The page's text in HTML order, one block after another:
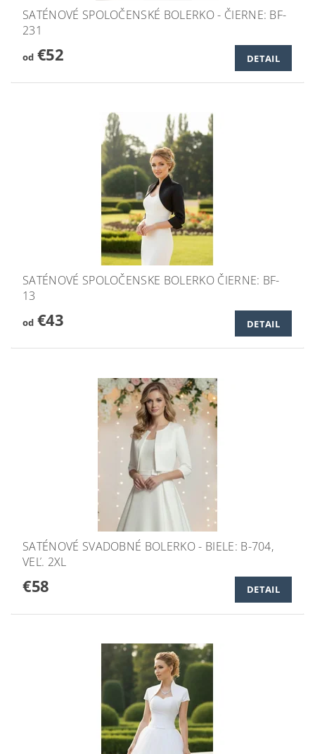
SATÉNOVÉ SPOLOČENSKÉ BOLERKO - ČIERNE: BF-
231
od€52 DETAIL
SATÉNOVÉ SPOLOČENSKE BOLERKO ČIERNE: BF-
13
od€43 DETAIL
SATÉNOVÉ SVADOBNÉ BOLERKO - BIELE: B-704,
VEĽ. 2XL
€58 DETAIL